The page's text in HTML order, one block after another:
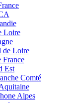
Loire
de Loire
France
Est
Comté
Alpes